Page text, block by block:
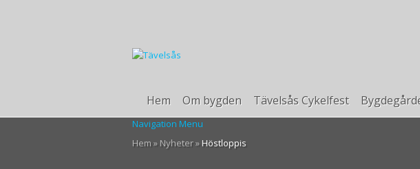
Hem Om bygden Tävelsås Cykelfest
Navigation Menu
Hem » Nyheter» Höstloppis